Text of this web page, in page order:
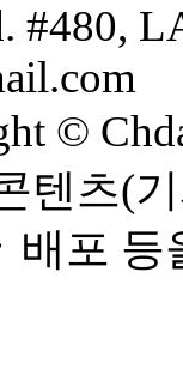
#480,
©
텐츠(
배포 등